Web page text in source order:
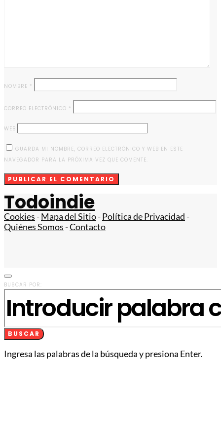
NOMBRE *
CORREO ELECTRÓNICO *
WEB
GUARDA MI NOMBRE, CORREO ELECTRÓNICO Y WEB EN ESTE
NAVEGADOR PARA LA PRÓXIMA VEZ QUE COMENTE.
Todoindie
Cookies -Mapa del Sitio-Política de Privacidad -
Quiénes Somos -Contacto
BUSCAR POR:
BUSCAR
Ingresa las palabras de la búsqueda y presiona Enter.